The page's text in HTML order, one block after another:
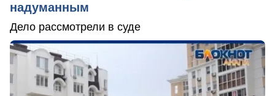
надуманным
Дело рассмотрели в суде